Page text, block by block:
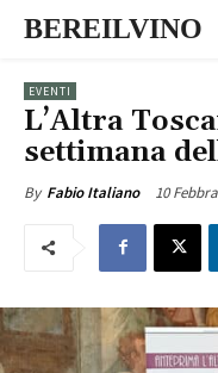
BEREILVINO
EVENTI
L’Altra
settimana
By Fabio Italiano 10